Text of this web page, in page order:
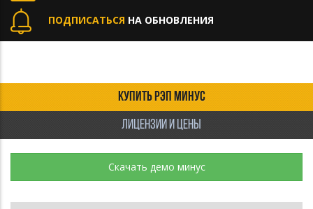
ПОДПИСАТЬСЯ НА ОБНОВЛЕНИЯ
КУПИТЬ РЭП МИНУС
ЛИЦЕНЗИИ И ЦЕНЫ
Скачать демо минус